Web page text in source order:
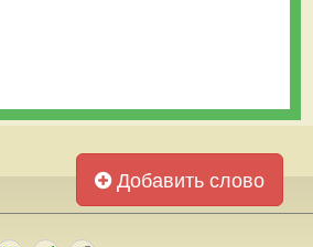
Добавить слово